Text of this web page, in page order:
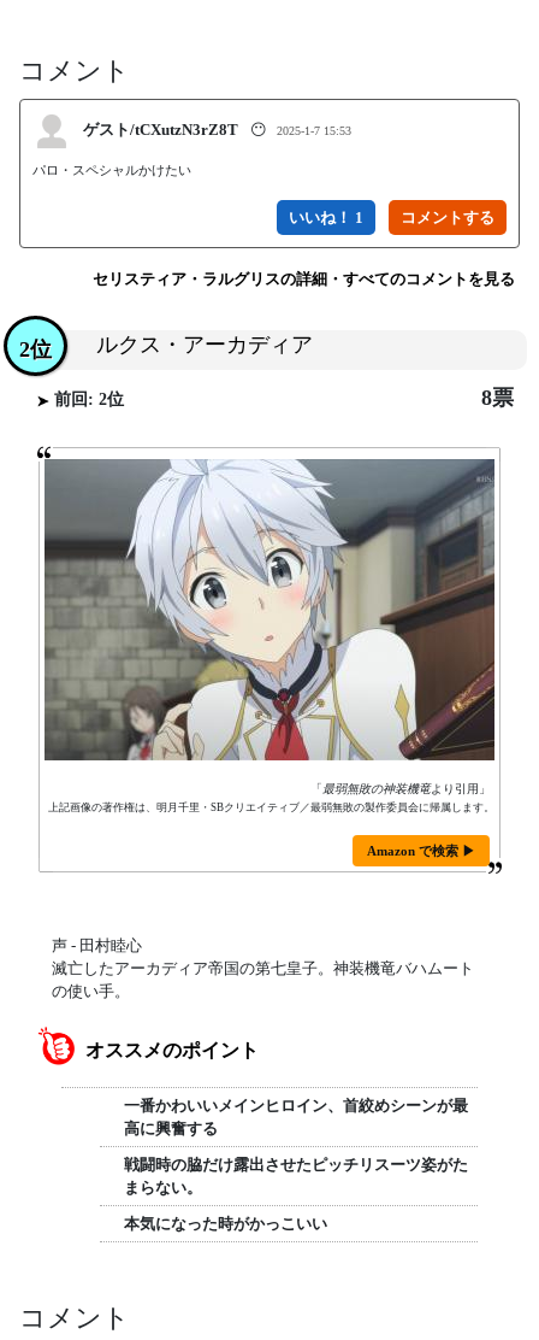
コメント
ゲスト/tCXutzN3rZ8T 😶 2025-1-7 15:53
パロ・スペシャルかけたい
いいね！ 1
セリスティア・ラルグリスの詳細・すべてのコメントを見る
ルクス・アーカディア
2位
前回: 2位 8票
「最弱無敗の神装機竜より引用」
上記画像の著作権は、明月千里・SBクリエイティブ／最弱無敗の製作委員会に帰属します。
Amazon で検索 ▶
声 - 田村睦心
滅亡したアーカディア帝国の第七皇子。神装機竜バハムート
の使い手。
オススメのポイント
一番かわいいメインヒロイン、首絞めシーンが最
高に興奮する
戦闘時の脇だけ露出させたピッチリスーツ姿がた
まらない。
本気になった時がかっこいい
コメント